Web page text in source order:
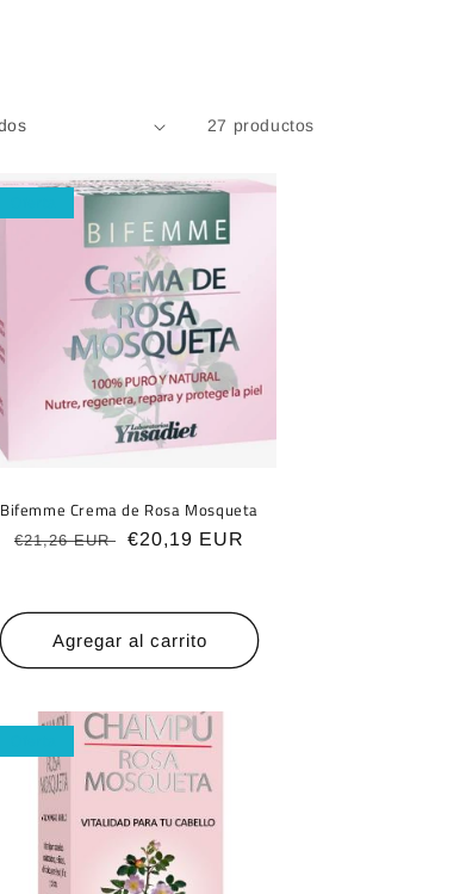
27 productos
Bifemme Crema de Rosa Mosqueta
Precio
€21,26 EUR
Precio
€20,19 EUR
Agregar al carrito